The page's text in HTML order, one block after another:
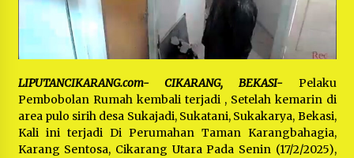
Jelang Ramadhan, Kecamatan Cikarang Pusat
Gelar STQ ke-VII
1 tahun ago
LIPUTANCIKARANG.com- CIKARANG, BEKASI- Pelaku
Pembobolan Rumah kembali terjadi , Setelah kemarin di
area pulo sirih desa Sukajadi, Sukatani, Sukakarya, Bekasi,
Kali ini terjadi Di Perumahan Taman Karangbahagia,
Karang Sentosa, Cikarang Utara Pada Senin (17/2/2025),